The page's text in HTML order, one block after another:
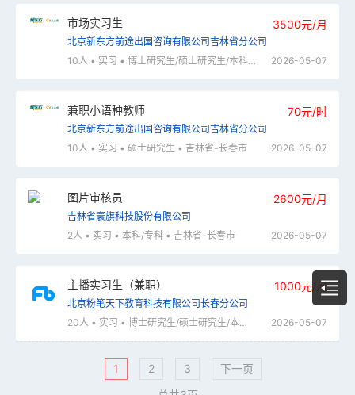
市场实习生 3500元/月
北京新东方前途出国咨询有限公司吉林省分公司
10人 • 实习 • 博士研究生/硕士研究生/本科 • 吉林省-长春市
2026-05-07
兼职小语种教师 70元/时
北京新东方前途出国咨询有限公司吉林省分公司
10人 • 实习 • 硕士研究生 • 吉林省-长春市
2026-05-07
图片审核员 2600元/月
吉林省寰旗科技股份有限公司
2人 • 实习 • 本科/专科 • 吉林省-长春市
2026-05-07
主播实习生（兼职） 1000元/月
北京粉笔天下教育科技有限公司长春分公司
20人 • 实习 • 博士研究生/硕士研究生/本科/专科 • 吉林省-长春市
2026-05-07
1 2 3
下一页